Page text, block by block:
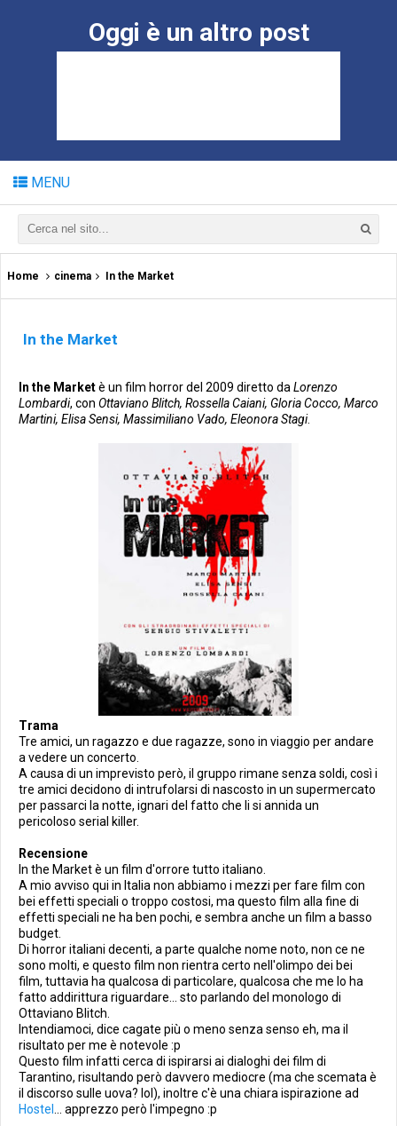
Oggi è un altro post
MENU
Home cinema In the Market
In the Market
In the Marketè un film horror del 2009 diretto da Lorenzo
Lombardi, con Ottaviano Blitch, Rossella Caiani, Gloria Cocco, Marco
Martini, Elisa Sensi, Massimiliano Vado, Eleonora Stagi.
Trama
Tre amici, un ragazzo e due ragazze, sono in viaggio per andare
a vedere un concerto.
A causa di un imprevisto però, il gruppo rimane senza soldi, così i
tre amici decidono di intrufolarsi di nascosto in un supermercato
per passarci la notte, ignari del fatto che li si annida un
pericoloso serial killer.
Recensione
In the Market è un film d'orrore tutto italiano.
A mio avviso qui in Italia non abbiamo i mezzi per fare film con
bei effetti speciali o troppo costosi, ma questo film alla fine di
effetti speciali ne ha ben pochi, e sembra anche un film a basso
budget.
Di horror italiani decenti, a parte qualche nome noto, non ce ne
sono molti, e questo film non rientra certo nell'olimpo dei bei
film, tuttavia ha qualcosa di particolare, qualcosa che me lo ha
fatto addirittura riguardare... sto parlando del monologo di
Ottaviano Blitch.
Intendiamoci, dice cagate più o meno senza senso eh, ma il
risultato per me è notevole :p
Questo film infatti cerca di ispirarsi ai dialoghi dei film di
Tarantino, risultando però davvero mediocre (ma che scemata è
il discorso sulle uova? lol), inoltre c'è una chiara ispirazione ad
Hostel ... apprezzo però l'impegno :p